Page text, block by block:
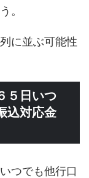
。
に並ぶ可能性
５日いつ
込対応金
つでも他行口